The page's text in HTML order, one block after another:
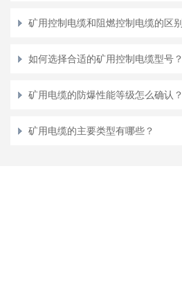
矿用控制电缆和阻燃控制电缆的区别
如何选择合适的矿用控制电缆型号？
矿用电缆的防爆性能等级怎么确认？
矿用电缆的主要类型有哪些？